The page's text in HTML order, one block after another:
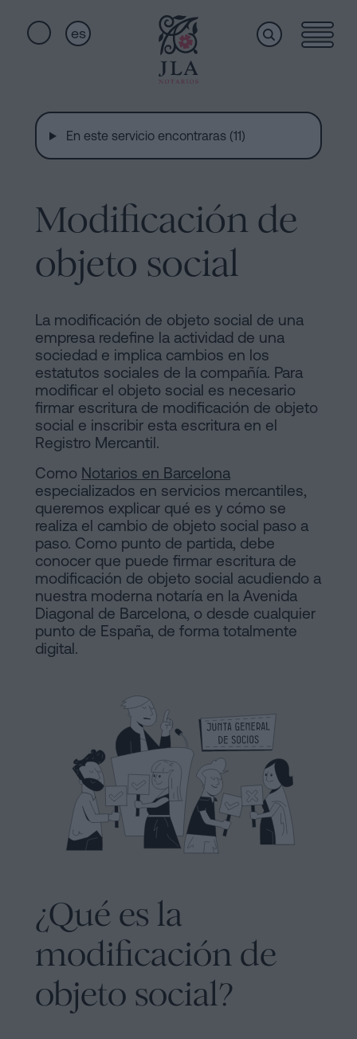
es
Home
Servicios
Quiénes
somos
Instalaciones
Notaría
online
Blog
Contactar
Aviso
Cookies
Manifiesto
Enlaces
Notariales
Interés
rápidos
Notaría
para
Herencias
Escritura
de
Compraventa
en
Barcelona
Hipotecas
Disolución
de
pareja
de
hecho
en
Barcelona
Notaría
sociedades
Tramitar
herencia
cinco
¿Se
puede
firmar
hipoteca
sin
cédula
En este servicio encontraras (11)
Modificación de
objeto social
La modificación de objeto social de una
empresa redefine la actividad de una
sociedad e implica cambios en los
estatutos sociales de la compañía. Para
modificar el objeto social es necesario
firmar escritura de modificación de objeto
social e inscribir esta escritura en el
Registro Mercantil.
Como Notarios en Barcelona
especializados en servicios mercantiles,
queremos explicar qué es y cómo se
realiza el cambio de objeto social paso a
paso. Como punto de partida, debe
conocer que puede firmar escritura de
modificación de objeto social acudiendo a
nuestra moderna notaría en la Avenida
Diagonal de Barcelona, o desde cualquier
punto de España, de forma totalmente
digital.
¿Qué es la
modificación de
objeto social?